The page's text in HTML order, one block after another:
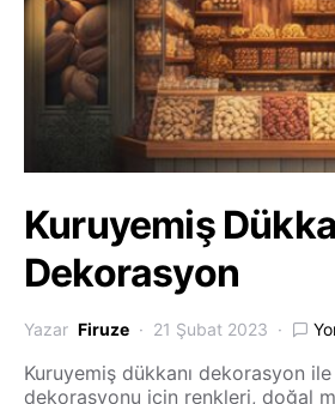
Kuruyemiş
Dekorasyon
Yazar Firuze 21 Şubat 2023
Kuruyemiş dükkanı dekorasyon ile
dekorasyonu için renkleri, doğal